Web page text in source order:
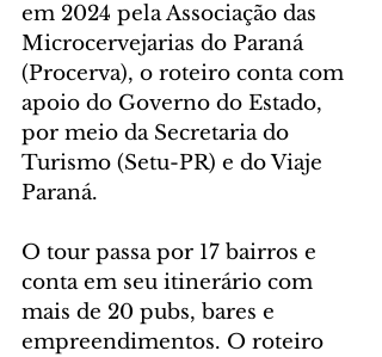
em 2024 pela Associação das
Microcervejarias do Paraná
(Procerva), o roteiro conta com
apoio do Governo do Estado,
por meio da Secretaria do
Turismo (Setu-PR) e do Viaje
Paraná.
O tour passa por 17 bairros e
conta em seu itinerário com
mais de 20 pubs, bares e
empreendimentos. O roteiro